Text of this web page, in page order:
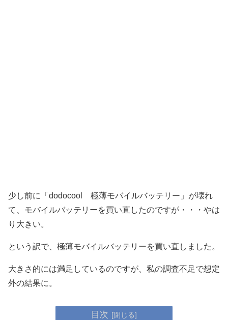
少し前に「dodocool 極薄モバイルバッテリー」が壊れ
て、モバイルバッテリーを買い直したのですが・・・やは
り大きい。
という訳で、極薄モバイルバッテリーを買い直しました。
大きさ的には満足しているのですが、私の調査不足で想定
外の結果に。
目次